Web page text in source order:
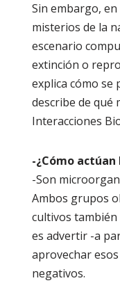
Sin embargo,
misterios de la
escenario
extinción o
explica cómo se
describe de qué
Interacciones
-¿Cómo
-Son
Ambos grupos
cultivos
es advertir -a
aprovechar
negativos.